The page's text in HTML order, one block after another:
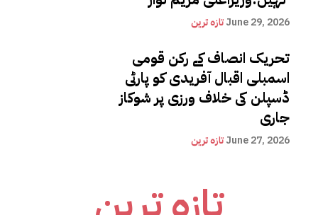
تازہ ترینJune 29, 2026
تحریک انصاف کے رکن قومی
اسمبلی اقبال آفریدی کو پارٹی
ڈسپلن کی خلاف ورزی پر شوکاز
جاری
تازہ ترینJune 27, 2026